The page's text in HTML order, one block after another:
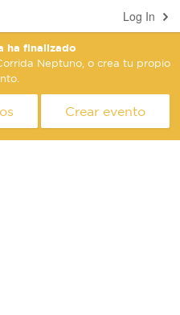
Log In
ha finalizado
Neptuno, o crea tu propio
Crear evento